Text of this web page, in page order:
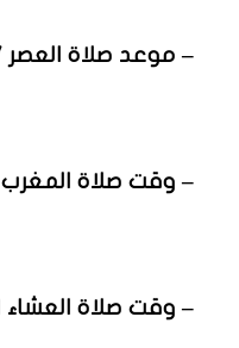
– موعد صلاة العصر 3:17 م
– وقت صلاة المغرب 6:04 م
– وقت صلاة العشاء 7:21 م